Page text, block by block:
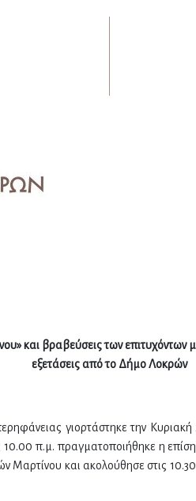
και βραβεύσεις των επιτυχόντων
εξετάσεις από το Δήμο Λοκρών
γιορτάστηκε την
π.μ. πραγματοποιήθηκε η
Μαρτίνου και ακολούθησε στις